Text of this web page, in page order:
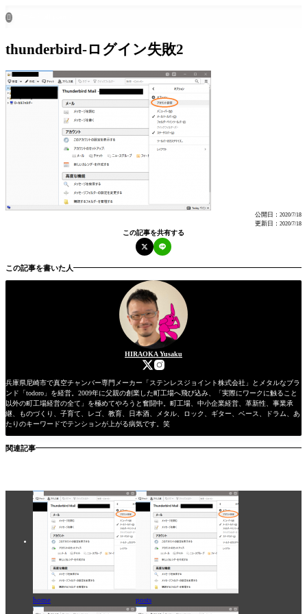

thunderbird-ログイン失敗2
公開日： 2020/7/18
更新日： 2020/7/18
この記事を共有する
この記事を書いた人
HIRAOKA Yusaku
兵庫県尼崎市で真空チャンバー専門メーカー「ステンレスジョイント株式会社」とメタルなブラ
ンド「todoro」を経営。2009年に父親の創業した町工場へ飛び込み、「実際にワークに触ること
以外の町工場経営の全て」を極めてやろうと奮闘中。町工場、中小企業経営、革新性、事業承
継、ものづくり、子育て、レゴ、教育、日本酒、メタル、ロック、ギター、ベース、ドラム、あ
たりのキーワードでテンションが上がる病気です。笑
関連記事
home posts